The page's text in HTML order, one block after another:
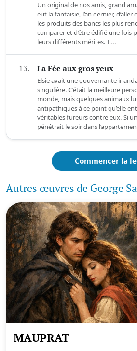
Un original de nos amis, grand
eut la fantaisie, l’an dernier,
les produits des bancs les plus
comparer et d’être édifié une fois
leurs différents mérites. Il...
13. La Fée aux gros yeux
Elsie avait une gouvernante
singulière. C’était la meilleure
monde, mais quelques animaux
antipathiques à ce point qu’elle
véritables fureurs contre eux. Si
pénétrait le soir dans
Commencer la
Autres œuvres de George
MAUPRAT